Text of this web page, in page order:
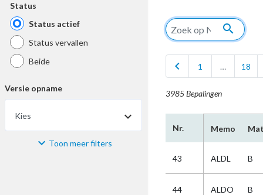
Status
Status actief
Status vervallen
Beide
Versie opname
Kies
Materiaal Toon meer filters
search
chevron_left 1 … 18
3985 Bepalingen
Nr. Memo
43 ALDL B
44 ALDO B